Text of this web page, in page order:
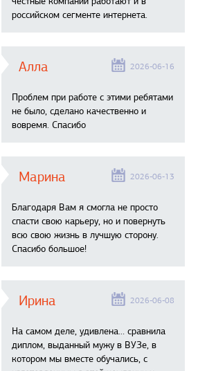
российском сегменте интернета.
Алла 2026-06-16
Проблем при работе с этими ребятами
не было, сделано качественно и
вовремя. Спасибо
Марина 2026-06-13
Благодаря Вам я смогла не просто
спасти свою карьеру, но и повернуть
всю свою жизнь в лучшую сторону.
Спасибо большое!
Ирина 2026-06-08
На самом деле, удивлена… сравнила
диплом, выданный мужу в ВУЗе, в
котором мы вместе обучались, с